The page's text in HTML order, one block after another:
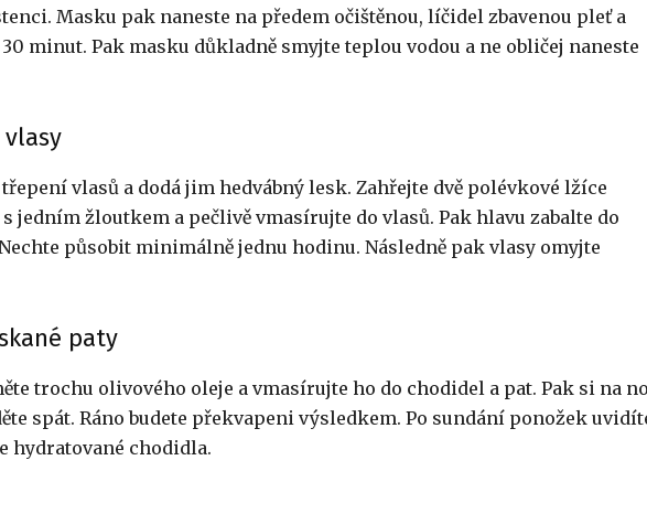
Masku pak naneste na předem očištěnou, líčidel zbavenou pleť a
minut. Pak masku důkladně smyjte teplou vodou a ne obličej naneste
vlasů a dodá jim hedvábný lesk. Zahřejte dvě polévkové lžíce
jedním žloutkem a pečlivě vmasírujte do vlasů. Pak hlavu zabalte do
působit minimálně jednu hodinu. Následně pak vlasy omyjte
paty
trochu olivového oleje a vmasírujte ho do chodidel a pat. Pak si na
spát. Ráno budete překvapeni výsledkem. Po sundání ponožek
hydratované chodidla.